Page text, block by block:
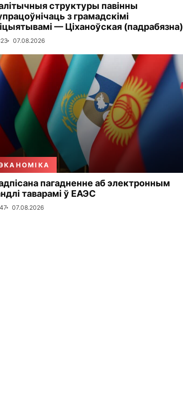
структуры павінны
з грамадскімі
— Ціханоўская (падрабязна)
07.08.2026
пагадненне аб электронным
таварамі ў ЕАЭС
07.08.2026